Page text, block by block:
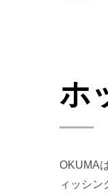
ホ
OKUMA
ィッシン